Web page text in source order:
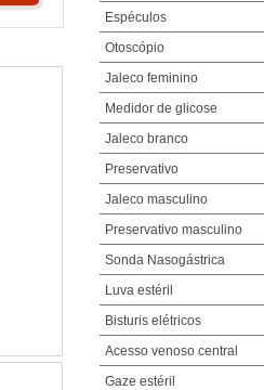
Espéculos
Otoscópio
Jaleco feminino
Medidor de glicose
Jaleco branco
Preservativo
Jaleco masculino
Preservativo masculino
Sonda Nasogástrica
Luva estéril
Bisturis elétricos
Acesso venoso central
Gaze estéril